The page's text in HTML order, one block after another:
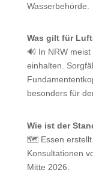
Wasserbehörde.
Was gilt für
🔊 In NRW
einhalten.
besonders für
Wie ist der
🗺️ Essen erstellt
Konsultationen
Mitte 2026.